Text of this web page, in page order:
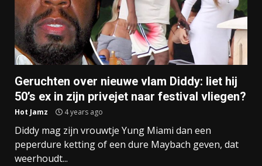
Geruchten over nieuwe vlam Diddy: liet hij
50’s ex in zijn privejet naar festival vliegen?
Hot Jamz 4 years ago
Diddy mag zijn vrouwtje Yung Miami dan een
peperdure ketting of een dure Maybach geven, dat
weerhoudt...